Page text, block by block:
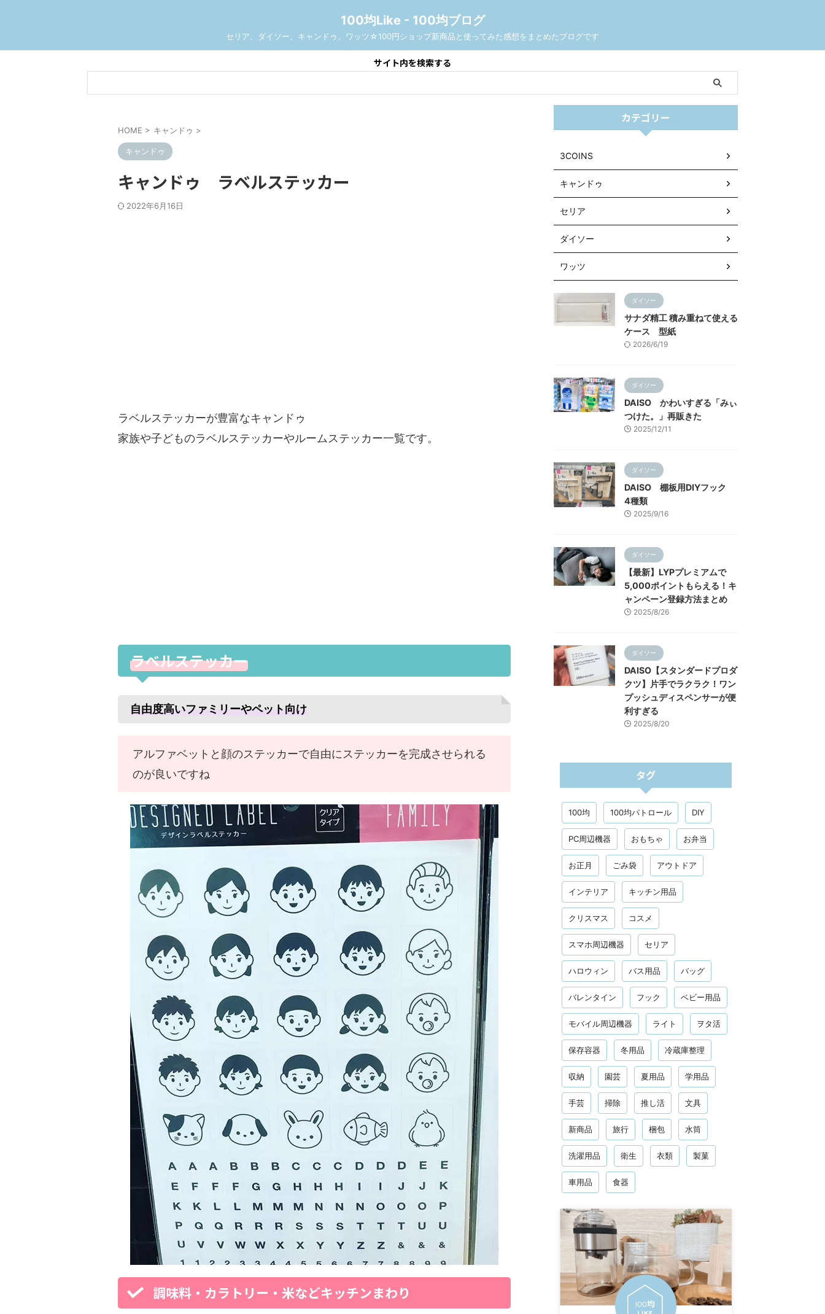
100均Like - 100均ブログ
セリア、ダイソー、キャンドゥ、ワッツ☆100円ショップ新商品と使ってみた感想をまとめたブログです
サイト内を検索する
HOME > キャンドゥ >
キャンドゥ
キャンドゥ ラベルステッカー
2022年6月16日
ラベルステッカーが豊富なキャンドゥ
家族や子どものラベルステッカーやルームステッカー一覧です。
ラベルステッカー
自由度高いファミリーやペット向け
アルファベットと顔のステッカーで自由にステッカーを完成させられる
のが良いですね
調味料・カラトリー・米などキッチンまわり
カテゴリー
3COINS
キャンドゥ
セリア
ダイソー
ワッツ
ダイソー
サナダ精工 積み重ねて使える
ケース 型紙
2026/6/19
ダイソー
DAISO かわいすぎる「みぃ
つけた。」再販きた
2025/12/11
ダイソー
DAISO 棚板用DIYフック
4種類
2025/9/16
ダイソー
【最新】LYPプレミアムで
5,000ポイントもらえる！キ
ャンペーン登録方法まとめ
2025/8/26
ダイソー
DAISO【スタンダードプロダ
クツ】片手でラクラク！ワン
プッシュディスペンサーが便
利すぎる
2025/8/20
タグ
100均 100均パトロール DIY
PC周辺機器 おもちゃ お弁当
お正月 ごみ袋 アウトドア
インテリア キッチン用品
クリスマス コスメ
スマホ周辺機器 セリア
ハロウィン バス用品 バッグ
バレンタイン フック ベビー用品
モバイル周辺機器 ライト ヲタ活
保存容器 冬用品 冷蔵庫整理
収納 園芸 夏用品 学用品
手芸 掃除 推し活 文具
新商品 旅行 梱包 水筒
洗濯用品 衛生 衣類 製菓
車用品 食器